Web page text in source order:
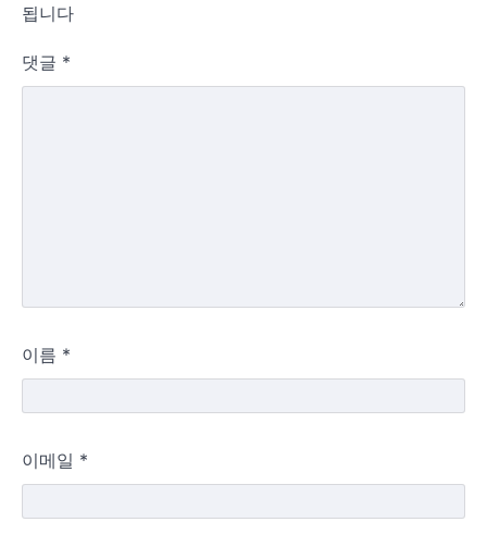
됩니다
댓글 *
이름 *
이메일 *